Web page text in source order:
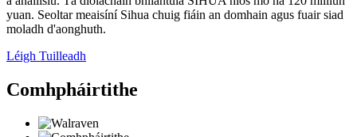
yuan. Seoltar meaisíní Sihua chuig fiáin an domhain agus fuair siad
moladh d'aonghuth.
Léigh Tuilleadh
Comhpháirtithe